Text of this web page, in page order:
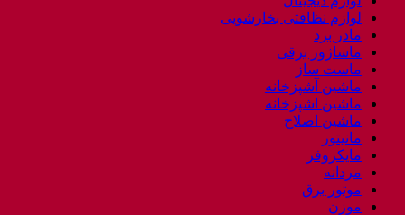
لوازم نظافتی بخارشویی
مادر برد
ماساژور برقی
ماست ساز
ماشین آشپزخانه
ماشین اشپزخانه
ماشین اصلاح
مانیتور
مایکروفر
مردانه
موتور برق
موزن